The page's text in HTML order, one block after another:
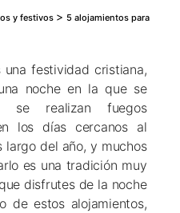
y festivos > 5 alojamientos para
una festividad cristiana,
noche en la que se
se realizan fuegos
los días cercanos al
largo del año, y muchos
es una tradición muy
disfrutes de la noche
de estos alojamientos,